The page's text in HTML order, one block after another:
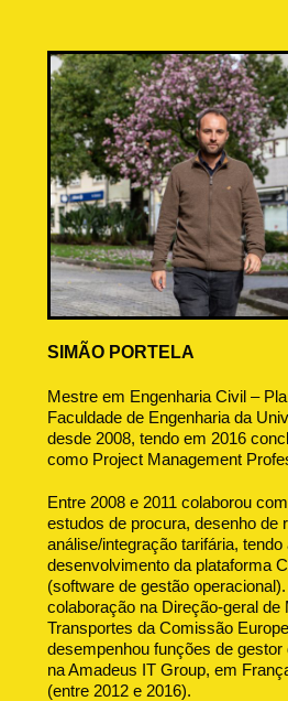
SIMÃO PORTELA
Mestre em Engenharia Civil –
Faculdade de Engenharia da
desde 2008, tendo em 2016
como Project Management
Entre 2008 e 2011 colaborou
estudos de procura, desenho de
análise/integração tarifária,
desenvolvimento da plataforma
(software de gestão
colaboração na Direção-geral de
Transportes da Comissão
desempenhou funções de gestor
na Amadeus IT Group, em
(entre 2012 e 2016).